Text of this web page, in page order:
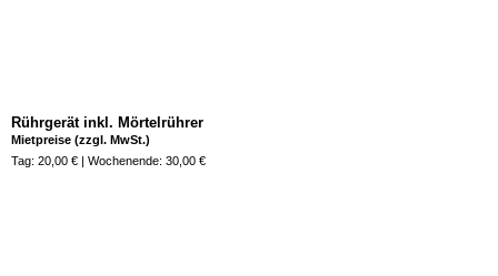
Rührgerät inkl. Mörtelrührer
Mietpreise (zzgl. MwSt.)
Tag: 20,00 € | Wochenende: 30,00 €